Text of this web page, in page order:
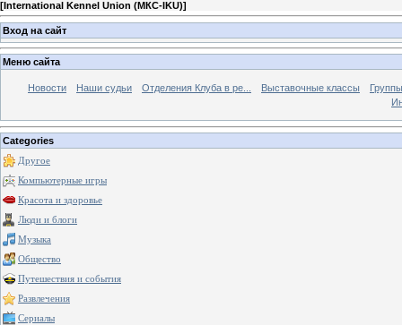
[International Kennel Union (МКС-IKU)]
Вход на сайт
Меню сайта
Новости Наши судьи Отделения Клуба в ре... Выставочные классы
Categories
Другое
Компьютерные игры
Красота и здоровье
Люди и блоги
Музыка
Общество
Путешествия и события
Развлечения
Сериалы